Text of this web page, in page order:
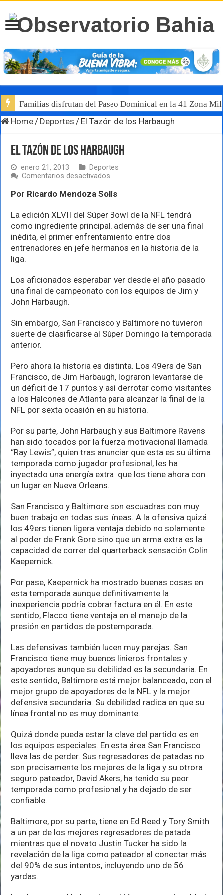
Familias disfrutan del Paseo Dominical en la 41 Zona
Home / Deportes / El Tazón de los Harbaugh
El Tazón de los Harbaugh
enero 21, 2013
Deportes
Comentarios desactivados
Tazón
Harbaugh
Por Ricardo Mendoza Solís
La edición XLVII del Súper Bowl de la NFL tendrá
como ingrediente principal, además de ser una final
inédita, el primer enfrentamiento entre dos
entrenadores en jefe hermanos en la historia de la
liga.
Los aficionados esperaban ver desde el año pasado
una final de campeonato con los equipos de Jim y
John Harbaugh.
Sin embargo, San Francisco y Baltimore no tuvieron
suerte de clasificarse al Súper Domingo la temporada
anterior.
Pero ahora la historia es distinta. Los 49ers de San
Francisco, de Jim Harbaugh, lograron levantarse de
un déficit de 17 puntos y así derrotar como visitantes
a los Halcones de Atlanta para alcanzar la final de la
NFL por sexta ocasión en su historia.
Por su parte, John Harbaugh y sus Baltimore Ravens
han sido tocados por la fuerza motivacional llamada
“Ray Lewis”, quien tras anunciar que esta es su última
temporada como jugador profesional, les ha
inyectado una energía extra que los tiene ahora con
un lugar en Nueva Orleans.
San Francisco y Baltimore son escuadras con muy
buen trabajo en todas sus líneas. A la ofensiva quizá
los 49ers tienen ligera ventaja debido no solamente
al poder de Frank Gore sino que un arma extra es la
capacidad de correr del quarterback sensación Colin
Kaepernick.
Por pase, Kaepernick ha mostrado buenas cosas en
esta temporada aunque definitivamente la
inexperiencia podría cobrar factura en él. En este
sentido, Flacco tiene ventaja en el manejo de la
presión en partidos de postemporada.
Las defensivas también lucen muy parejas. San
Francisco tiene muy buenos linieros frontales y
apoyadores aunque su debilidad es la secundaria. En
este sentido, Baltimore está mejor balanceado, con el
mejor grupo de apoyadores de la NFL y la mejor
defensiva secundaria. Su debilidad radica en que su
línea frontal no es muy dominante.
Quizá donde pueda estar la clave del partido es en
los equipos especiales. En esta área San Francisco
lleva las de perder. Sus regresadores de patadas no
son precisamente los mejores de la liga y su otrora
seguro pateador, David Akers, ha tenido su peor
temporada como profesional y ha dejado de ser
confiable.
Baltimore, por su parte, tiene en Ed Reed y Tory Smith
a un par de los mejores regresadores de patada
mientras que el novato Justin Tucker ha sido la
revelación de la liga como pateador al conectar más
del 90% de sus intentos, incluyendo uno de 56
yardas.